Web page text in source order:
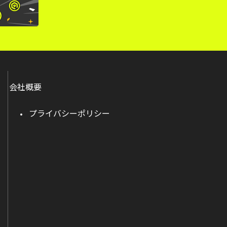
会社概要
プライバシーポリシー